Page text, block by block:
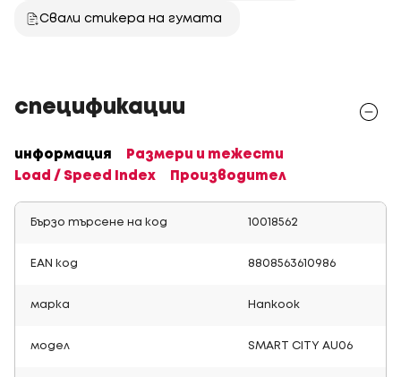
Свали стикера на гумата
спецификации
информация
Размери и тежести
Load / Speed Index
Производител
Бързо търсене на код 10018562
EAN код 8808563610986
марка Hankook
модел SMART CITY AU06